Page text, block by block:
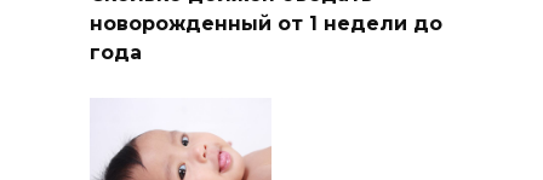
новорожденный от 1 недели до
года